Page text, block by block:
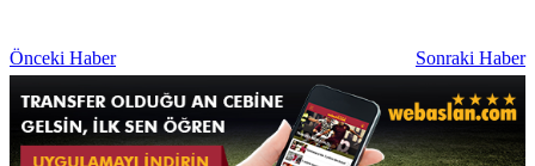
Önceki Haber Sonraki Haber